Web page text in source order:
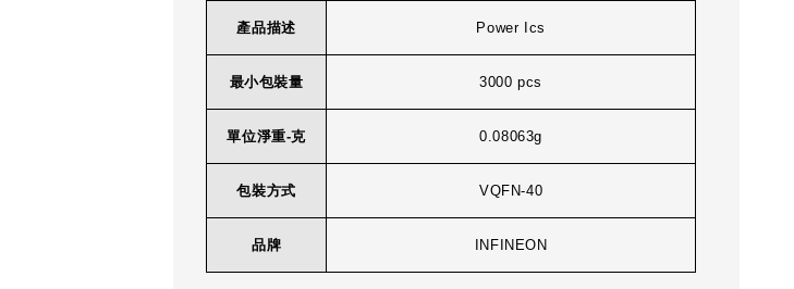
產品描述 Power Ics
最小包裝量 3000 pcs
單位淨重-克 0.08063g
包裝方式 VQFN-40
品牌 INFINEON